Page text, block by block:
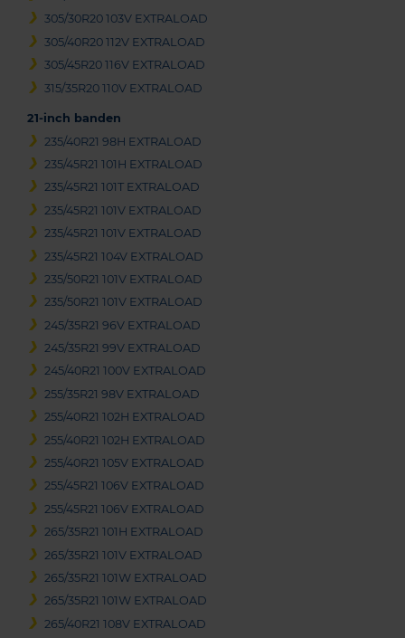
305/30R20 103V EXTRALOAD
305/40R20 112V EXTRALOAD
305/45R20 116V EXTRALOAD
315/35R20 110V EXTRALOAD
21-inch banden
235/40R21 98H EXTRALOAD
235/45R21 101H EXTRALOAD
235/45R21 101T EXTRALOAD
235/45R21 101V EXTRALOAD
235/45R21 101V EXTRALOAD
235/45R21 104V EXTRALOAD
235/50R21 101V EXTRALOAD
235/50R21 101V EXTRALOAD
245/35R21 96V EXTRALOAD
245/35R21 99V EXTRALOAD
245/40R21 100V EXTRALOAD
255/35R21 98V EXTRALOAD
255/40R21 102H EXTRALOAD
255/40R21 102H EXTRALOAD
255/40R21 105V EXTRALOAD
255/45R21 106V EXTRALOAD
255/45R21 106V EXTRALOAD
265/35R21 101H EXTRALOAD
265/35R21 101V EXTRALOAD
265/35R21 101W EXTRALOAD
265/35R21 101W EXTRALOAD
265/40R21 108V EXTRALOAD